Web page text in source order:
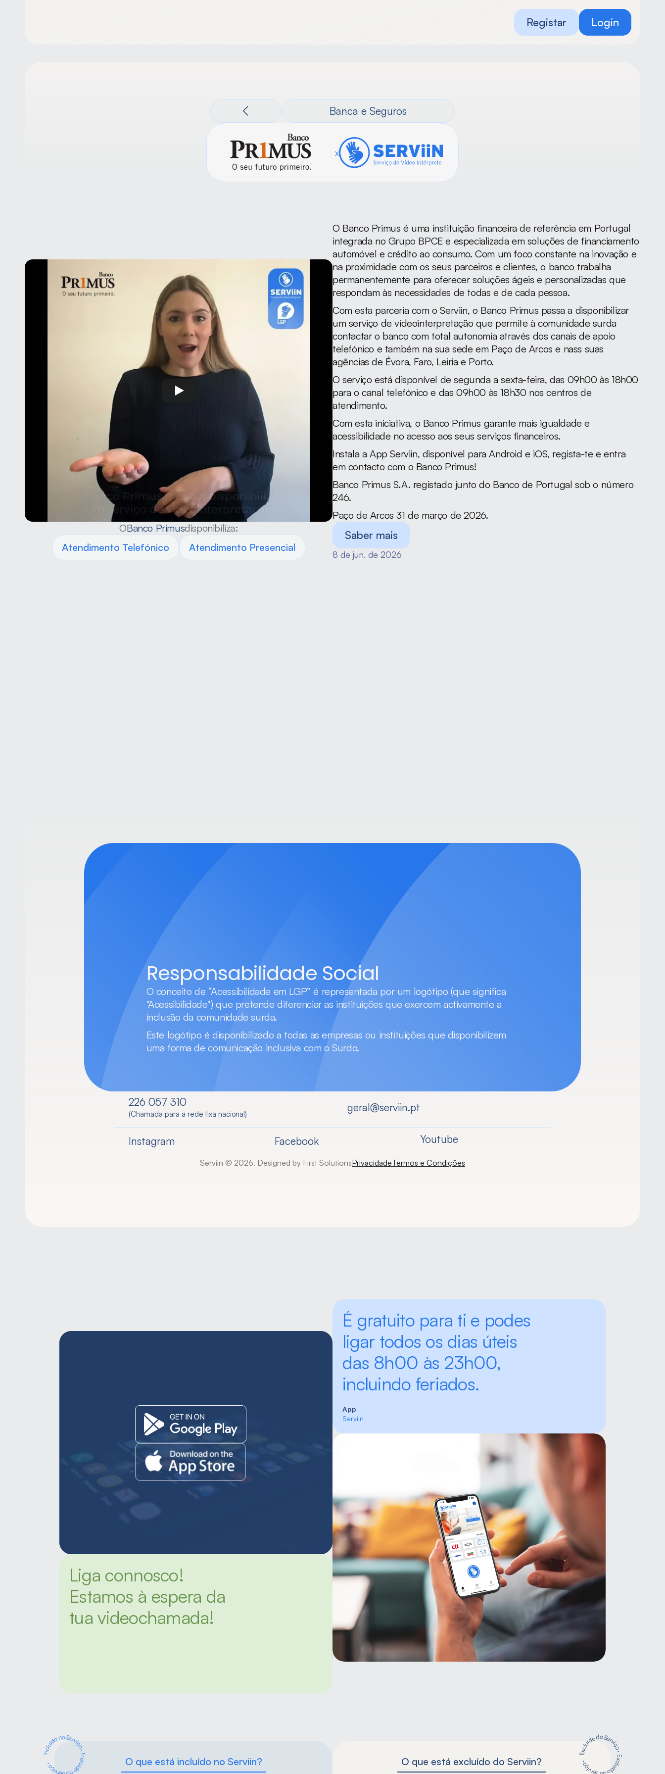
Registar Login
Banca e Seguros
x
OBanco Primusdisponibiliza:
Atendimento Telefónico
Atendimento Presencial
O Banco Primus é uma instituição financeira de referência em Portugal
integrada no Grupo BPCE e especializada em soluções de financiamento
automóvel e crédito ao consumo. Com um foco constante na inovação e
na proximidade com os seus parceiros e clientes, o banco trabalha
permanentemente para oferecer soluções ágeis e personalizadas que
respondam às necessidades de todas e de cada pessoa.
Com esta parceria com o Serviin, o Banco Primus passa a disponibilizar
um serviço de videointerpretação que permite à comunidade surda
contactar o banco com total autonomia através dos canais de apoio
telefónico e também na sua sede em Paço de Arcos e nass suas
agências de Évora, Faro, Leiria e Porto.
O serviço está disponível de segunda a sexta-feira, das 09h00 às 18h00
para o canal telefónico e das 09h00 às 18h30 nos centros de
atendimento.
Com esta iniciativa, o Banco Primus garante mais igualdade e
acessibilidade no acesso aos seus serviços financeiros.
Instala a App Serviin, disponível para Android e iOS, regista-te e entra
em contacto com o Banco Primus!
Banco Primus S.A. registado junto do Banco de Portugal sob o número
246.
Paço de Arcos 31 de março de 2026.
Saber mais
8 de jun. de 2026
Liga connosco!
Estamos à espera da
tua videochamada!
É gratuito para ti e podes
ligar todos os dias úteis
das 8h00 às 23h00,
incluindo feriados.
App
Serviin
O que está incluído no Serviin?
Incluído no Serviço·
Incluído no Serviço · O que está excluído do Serviin?
Excluído do Serviço·
Excluído do Serviço ·
Responsabilidade Social
O conceito de “Acessibilidade em LGP” é representada por um logótipo (que significa
"Acessibilidade") que pretende diferenciar as instituições que exercem activamente a
inclusão da comunidade surda.
Este logótipo é disponibilizado a todas as empresas ou instituições que disponibilizem
uma forma de comunicação inclusiva com o Surdo.
226 057 310
(Chamada para a rede fixa nacional)
geral@serviin.pt
Instagram Facebook Youtube
Serviin © 2026. Designed by First SolutionsPrivacidadeTermos e Condições